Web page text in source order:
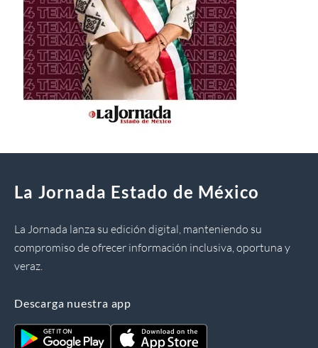
La Jornada Estado de México
La Jornada lanza su edición digital, manteniendo su
compromiso de ofrecer información inclusiva, oportuna y
veraz.
Descarga nuestra app